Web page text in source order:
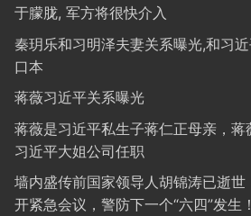
于朦胧, 军方将很快介入
秦玥乐和习明泽夫妻关系曝光,和习
口本
蒋薇习近平关系曝光
蒋薇是习近平私生子蒋仁正母亲，
习近平大姐公司任职
墙内盛传前国家领导人胡锦涛已逝
开紧急会议，警防下一个“六四”发生！